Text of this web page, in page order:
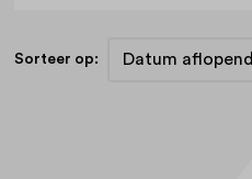
Sorteer op: